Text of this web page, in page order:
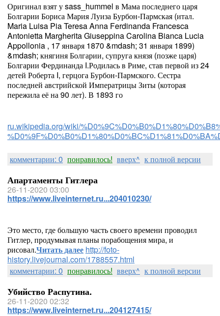
Оригинал взят у sass_hummel в Мама последнего царя
Болгарии Бориса Мария Луиза Бурбон-Пармская (итал.
Maria Luisa Pia Teresa Anna Ferdinanda Francesca
Antonietta Margherita Giuseppina Carolina Bianca Lucia
Appollonia , 17 января 1870 &mdash; 31 января 1899)
&mdash; княгиня Болгарии, супруга князя (позже царя)
Болгарии Фердинанда I.Родилась в Риме, став первой из 24
детей Роберта I, герцога Бурбон-Пармского. Сестра
последней австрийской Императрицы Зиты (которая
пережила её на 90 лет). В 1893 го
ru.wikipedia.org/wiki/
комментарии: 0 понравилось! вверх^ к полной версии
Апартаменты Гитлера
26-11-2020 03:00
https://www.liveinternet.ru...204010230/
Это место, где большую часть своего времени проводил
Гитлер, продумывая планы порабощения мира, и
рисовал.Читать далее http://foto-
history.livejournal.com/1788557.html
комментарии: 0 понравилось! вверх^ к полной версии
Убийство Распутина.
26-11-2020 02:32
https://www.liveinternet.ru...204127415/